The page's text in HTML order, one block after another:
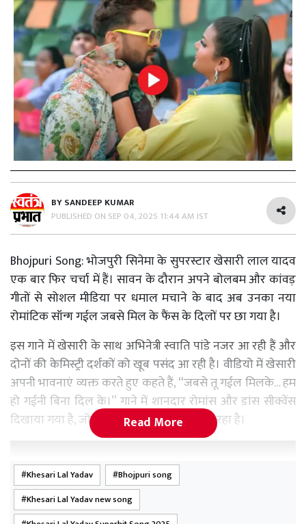
BYSANDEEP KUMAR
PUBLISHED ON SEP 04, 2025 11:44 AM IST
Bhojpuri Song: भोजपुरी सिनेमा के सुपरस्टार खेसारी लाल यादव
एक बार फिर चर्चा में हैं। सावन के दौरान अपने बोलबम और कांवड़
गीतों से सोशल मीडिया पर धमाल मचाने के बाद अब उनका नया
रोमांटिक सॉन्ग गईल जबसे मिल के फैंस के दिलों पर छा गया है।
इस गाने में खेसारी के साथ अभिनेत्री स्वाति पांडे नजर आ रही हैं और
दोनों की केमिस्ट्री दर्शकों को खूब पसंद आ रही है। वीडियो में खेसारी
अपनी भावनाएं व्यक्त करते हुए कहते हैं, “जबसे तू गईल मिलके… हम
हो गईनी बिना दिल के।” गाने में शानदार रोमांस और डांस सीक्वेंस
दिखाया गया है, जो फैंस को काफी आकर्षित कर रहा है।
Read More
Khesari Lal Yadav
Bhojpuri song
Khesari Lal Yadav new song